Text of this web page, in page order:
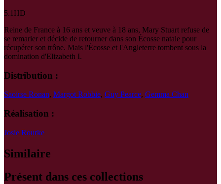
5.1 HD
Reine de France à 16 ans et veuve à 18 ans, Mary Stuart refuse de
se remarier et décide de retourner dans son Écosse natale pour
récupérer son trône. Mais l'Écosse et l'Angleterre tombent sous la
domination d'Elizabeth I.
Distribution :
Saoirse Ronan, Margot Robbie, Guy Pearce, Gemma Chan
Réalisation :
Josie Rourke
Similaire
Présent dans ces collections